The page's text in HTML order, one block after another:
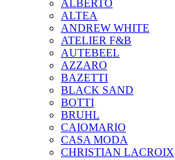
ALBERTO
ALTEA
ANDREW WHITE
ATELIER F&B
AUTEBEEL
AZZARO
BAZETTI
BLACK SAND
BOTTI
BRUHL
CAIOMARIO
CASA MODA
CHRISTIAN LACROIX